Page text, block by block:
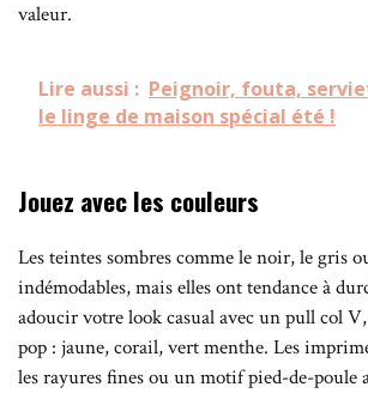
valeur.
Lire aussi : Peignoir, fouta,
le linge de maison spécial été !
Jouez avec les couleurs
Les teintes sombres comme le noir, le gris
indémodables, mais elles ont tendance à
adoucir votre look casual avec un pull col
pop : jaune, corail, vert menthe. Les
les rayures fines ou un motif pied-de-poule